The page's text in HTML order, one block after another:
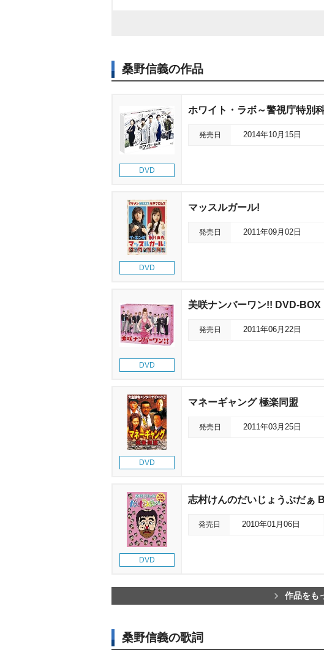
桑野信義の作品
DVD
ホワイト・ラボ～警視庁特別
発売日 2014年10月15日
DVD
マッスルガール!
発売日 2011年09月02日
DVD
美咲ナンバーワン!! DVD-BOX
発売日 2011年06月22日
DVD
マネーギャング 極楽同盟
発売日 2011年03月25日
DVD
志村けんのだいじょうぶだぁ
発売日 2010年01月06日
作品をも
桑野信義の歌詞